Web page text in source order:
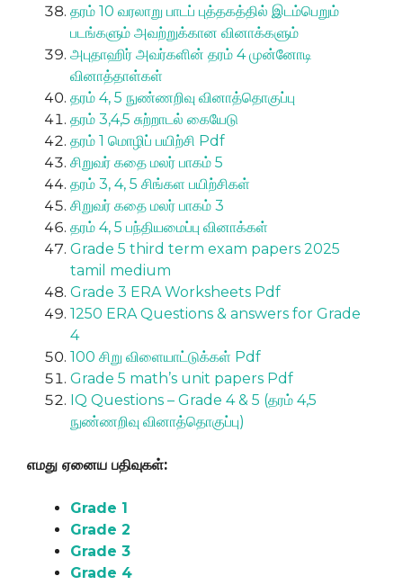
தரம் 10 வரலாறு பாடப் புத்தகத்தில் இடம்பெறும்
படங்களும் அவற்றுக்கான வினாக்களும்
அபுதாஹிர் அவர்களின் தரம் 4 முன்னோடி
வினாத்தாள்கள்
தரம் 4, 5 நுண்ணறிவு வினாத்தொகுப்பு
தரம் 3,4,5 சுற்றாடல் கையேடு
தரம் 1 மொழிப் பயிற்சி Pdf
சிறுவர் கதை மலர் பாகம் 5
தரம் 3, 4, 5 சிங்கள பயிற்சிகள்
சிறுவர் கதை மலர் பாகம் 3
தரம் 4, 5 பந்தியமைப்பு வினாக்கள்
Grade 5 third term exam papers 2025
tamil medium
Grade 3 ERA Worksheets Pdf
1250 ERA Questions & answers for Grade
4
100 சிறு விளையாட்டுக்கள் Pdf
Grade 5 math’s unit papers Pdf
IQ Questions – Grade 4 & 5 (தரம் 4,5
நுண்ணறிவு வினாத்தொகுப்பு)
எமது ஏனைய பதிவுகள்:
Grade 1
Grade 2
Grade 3
Grade 4